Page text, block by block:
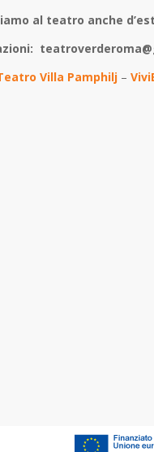
al teatro anche
Villa Pamphilj –